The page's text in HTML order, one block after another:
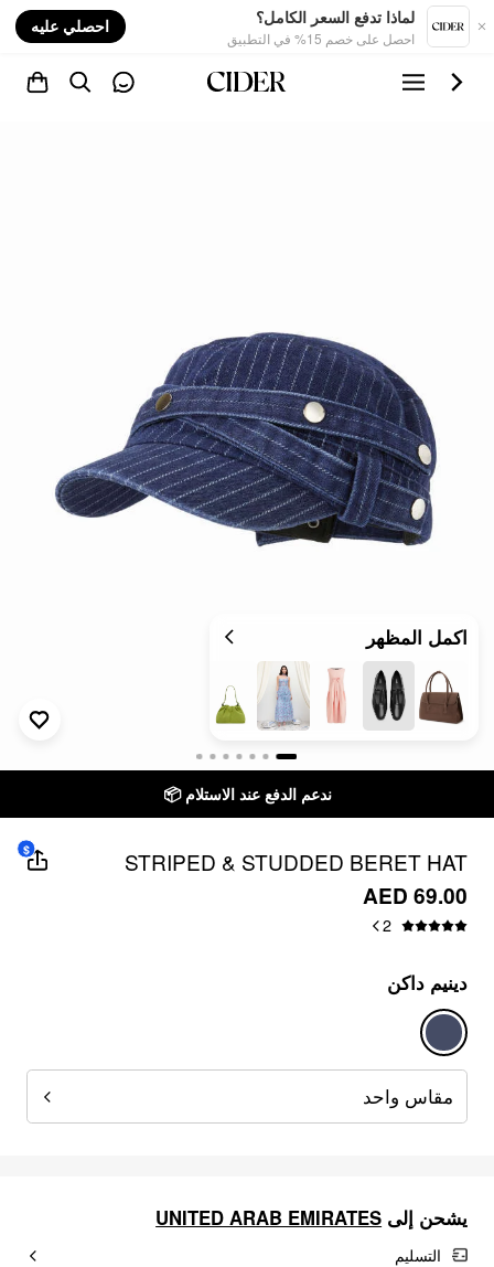
لماذا تدفع السعر الكامل؟
احصل على خصم 15% في التطبيق
احصلي عليه
اكمل المظهر
ندعم الدفع عند الاستلام 📦
STRIPED & STUDDED BERET HAT
AED 69.00
2
$
دينيم داكن
مقاس واحد
يشحن إلى UNITED ARAB EMIRATES
التسليم